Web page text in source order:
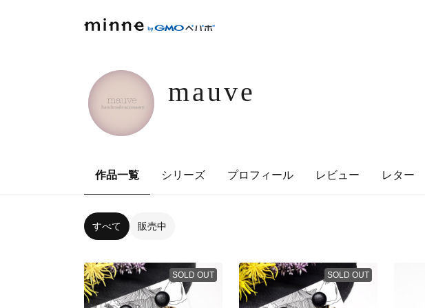
mauve
作品一覧 シリーズ プロフィール レビュー レター
すべて 販売中
SOLD OUT SOLD OUT